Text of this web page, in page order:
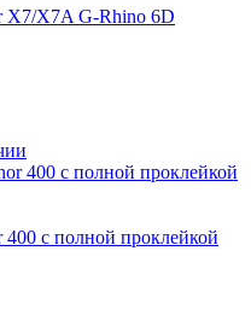
X7/X7A G-Rhino 6D
400 с полной проклейкой